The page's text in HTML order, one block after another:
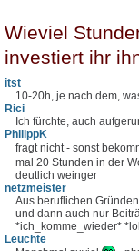
Wieviel
investiert ihr
itst
10-20h, je nach dem,
Rici
Ich fürchte, auch
PhilippK
fragt nicht - sonst
mal 20 Stunden in der
deutlich weinger
netzmeister
Aus beruflichen
und dann auch nur
*ich_komme_wieder*
Leuchte